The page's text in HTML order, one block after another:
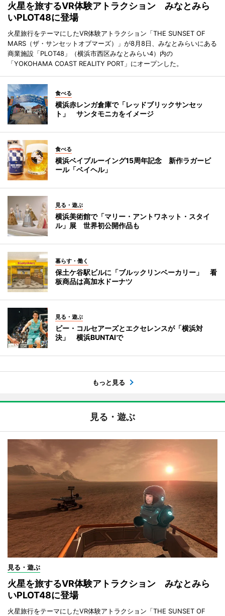
火星を旅するVR体験アトラクション みなとみら
いPLOT48に登場
火星旅行をテーマにしたVR体験アトラクション「THE SUNSET OF
MARS（ザ・サンセットオブマーズ）」が8月8日、みなとみらいにある
商業施設「PLOT48」（横浜市西区みなとみらい4）内の
「YOKOHAMA COAST REALITY PORT」にオープンした。
食べる
横浜赤レンガ倉庫で「レッドブリックサンセッ
ト」 サンタモニカをイメージ
食べる
横浜ベイブルーイング15周年記念 新作ラガービ
ール「ベイヘル」
見る・遊ぶ
横浜美術館で「マリー・アントワネット・スタイ
ル」展 世界初公開作品も
暮らす・働く
保土ケ谷駅ビルに「ブルックリンベーカリー」 看
板商品は高加水ドーナツ
見る・遊ぶ
ビー・コルセアーズとエクセレンスが「横浜対
決」 横浜BUNTAIで
もっと見る
見る・遊ぶ
見る・遊ぶ
火星を旅するVR体験アトラクション みなとみら
いPLOT48に登場
火星旅行をテーマにしたVR体験アトラクション「THE SUNSET OF